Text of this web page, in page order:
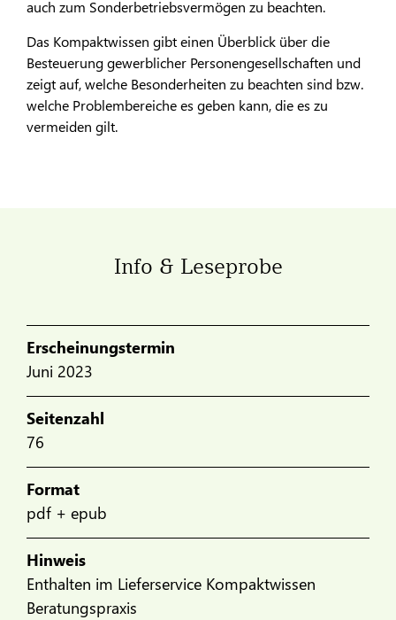
auch zum Sonderbetriebsvermögen zu beachten.
Das Kompaktwissen gibt einen Überblick über die
Besteuerung gewerblicher Personengesellschaften und
zeigt auf, welche Besonderheiten zu beachten sind bzw.
welche Problembereiche es geben kann, die es zu
vermeiden gilt.
Info & Leseprobe
Erscheinungstermin
Juni 2023
Seitenzahl
76
Format
pdf + epub
Hinweis
Enthalten im Lieferservice Kompaktwissen
Beratungspraxis